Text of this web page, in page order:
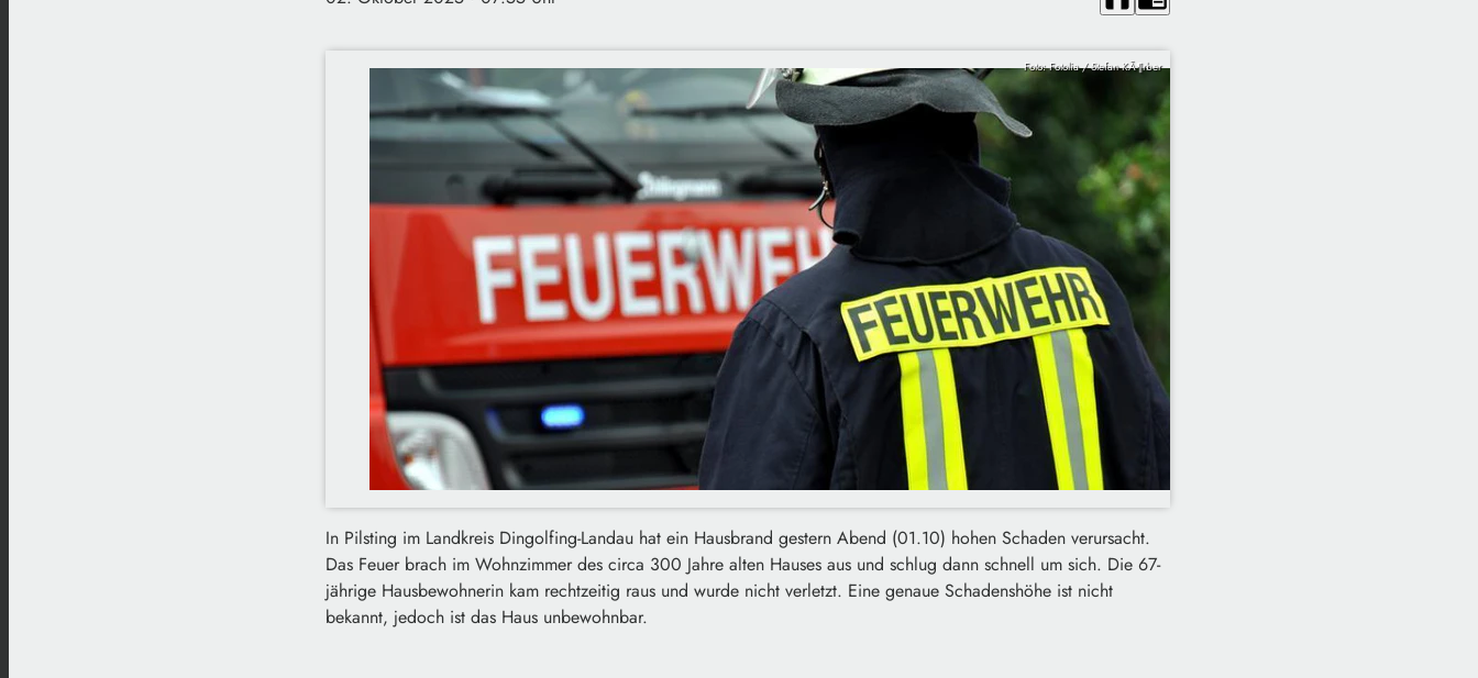
Foto: Fotolia / Stefan KÃ¶rber
In Pilsting im Landkreis Dingolfing-Landau hat ein Hausbrand gestern Abend (01.10) hohen Schaden verursacht.
Das Feuer brach im Wohnzimmer des circa 300 Jahre alten Hauses aus und schlug dann schnell um sich. Die 67-
jährige Hausbewohnerin kam rechtzeitig raus und wurde nicht verletzt. Eine genaue Schadenshöhe ist nicht
bekannt, jedoch ist das Haus unbewohnbar.